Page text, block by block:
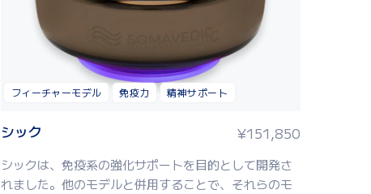
フィーチャーモデル 免疫力 精神サポート
シック ¥151,850
シックは、免疫系の強化サポートを目的として開発さ
れました。他のモデルと併用することで、それらのモ